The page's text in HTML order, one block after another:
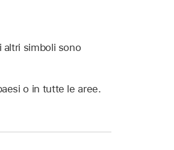
simboli sono
o in tutte le aree.